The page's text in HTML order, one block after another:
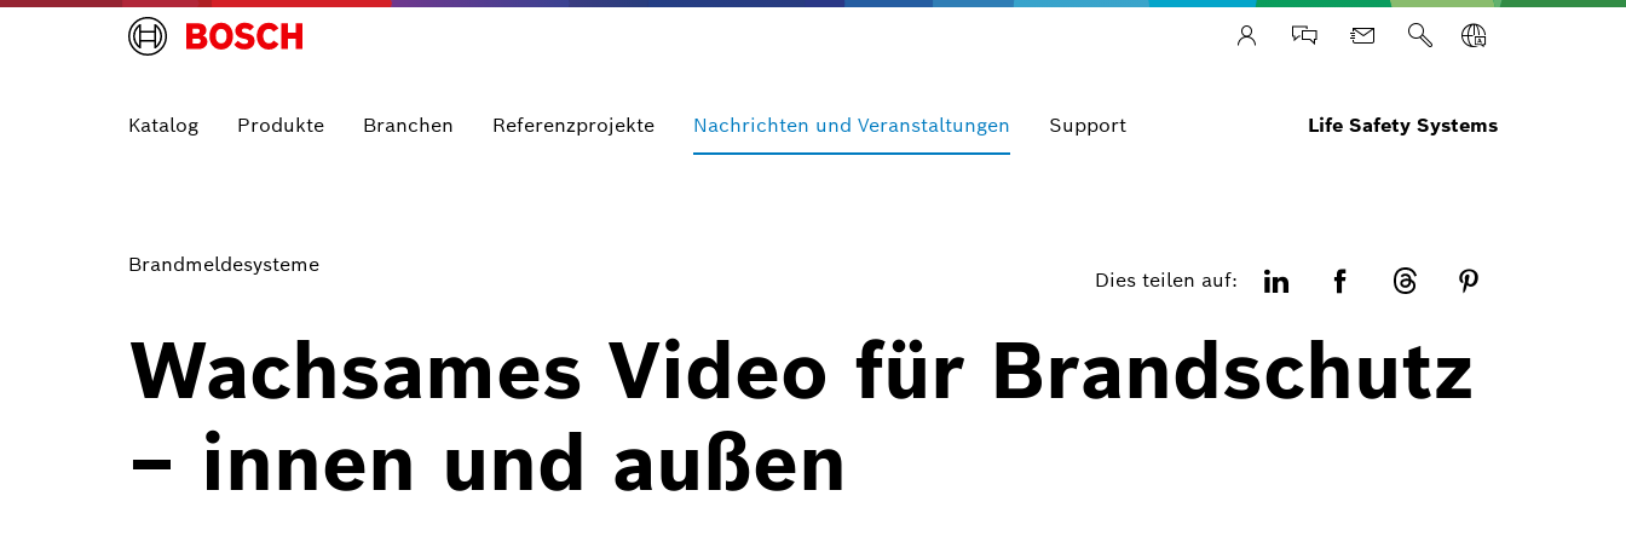
Katalog Produkte Branchen Referenzprojekte Nachrichten und Veranstaltungen Support Life Safety Systems
Brandmeldesysteme
Dies teilen auf:
Wachsames Video für Brandschutz
– innen und außen